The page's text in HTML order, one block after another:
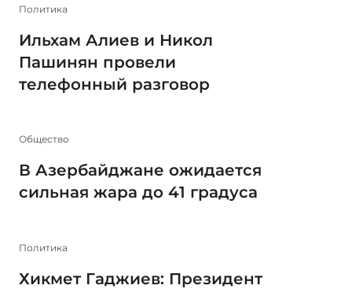
Политика
Ильхам Алиев и Никол
Пашинян провели
телефонный разговор
Общество
В Азербайджане ожидается
сильная жара до 41 градуса
Политика
Хикмет Гаджиев: Президент